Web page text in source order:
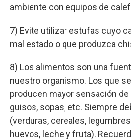
ambiente con equipos de
7) Evite utilizar estufas cuyo
mal estado o que produzca
8) Los alimentos son una
nuestro organismo. Los que
producen mayor sensación
guisos, sopas, etc. Siempre
(verduras, cereales,
huevos, leche y fruta).